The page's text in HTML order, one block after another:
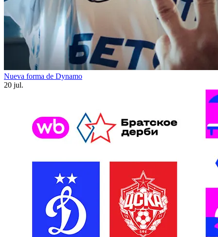
Nueva forma de Dynamo
20 jul.